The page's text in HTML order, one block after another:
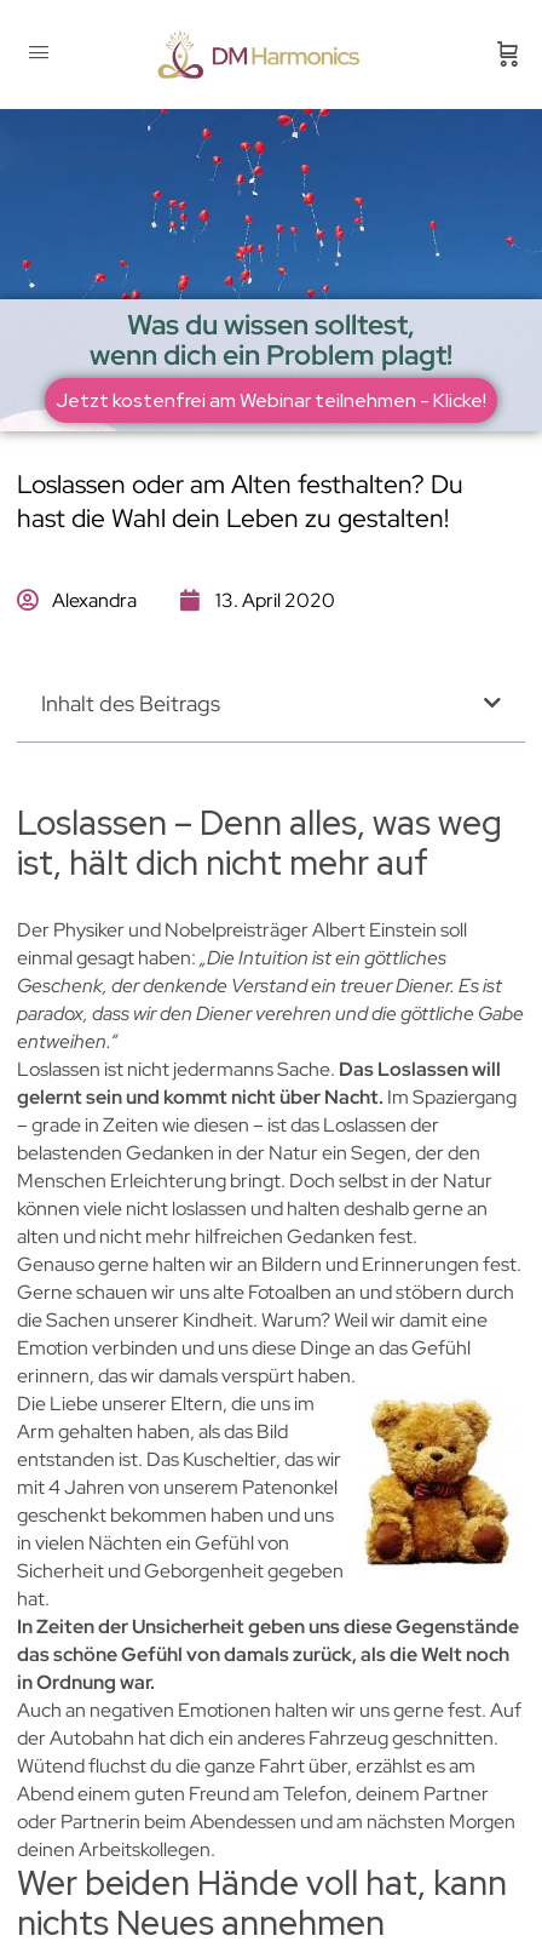
Was du wissen solltest,
wenn dich ein Problem plagt!
Jetzt kostenfrei am Webinar teilnehmen - Klicke!
Loslassen oder am Alten festhalten? Du
hast die Wahl dein Leben zu gestalten!
Alexandra 13. April 2020
Inhalt des Beitrags
Loslassen – Denn alles, was weg
ist, hält dich nicht mehr auf
Der Physiker und Nobelpreisträger Albert Einstein soll
einmal gesagt haben:„Die Intuition ist ein göttliches
Geschenk, der denkende Verstand ein treuer Diener. Es ist
paradox, dass wir den Diener verehren und die göttliche Gabe
entweihen.“
Loslassen ist nicht jedermanns Sache. Das Loslassen will
gelernt sein und kommt nicht über Nacht. Im Spaziergang
– grade in Zeiten wie diesen – ist das Loslassen der
belastenden Gedanken in der Natur ein Segen, der den
Menschen Erleichterung bringt. Doch selbst in der Natur
können viele nicht loslassen und halten deshalb gerne an
alten und nicht mehr hilfreichen Gedanken fest.
Genauso gerne halten wir an Bildern und Erinnerungen fest.
Gerne schauen wir uns alte Fotoalben an und stöbern durch
die Sachen unserer Kindheit. Warum? Weil wir damit eine
Emotion verbinden und uns diese Dinge an das Gefühl
erinnern, das wir damals verspürt haben.
Die Liebe unserer Eltern, die uns im
Arm gehalten haben, als das Bild
entstanden ist. Das Kuscheltier, das wir
mit 4 Jahren von unserem Patenonkel
geschenkt bekommen haben und uns
in vielen Nächten ein Gefühl von
Sicherheit und Geborgenheit gegeben
hat.
In Zeiten der Unsicherheit geben uns diese Gegenstände
das schöne Gefühl von damals zurück, als die Welt noch
in Ordnung war.
Auch an negativen Emotionen halten wir uns gerne fest. Auf
der Autobahn hat dich ein anderes Fahrzeug geschnitten.
Wütend fluchst du die ganze Fahrt über, erzählst es am
Abend einem guten Freund am Telefon, deinem Partner
oder Partnerin beim Abendessen und am nächsten Morgen
deinen Arbeitskollegen.
Wer beiden Hände voll hat, kann
nichts Neues annehmen